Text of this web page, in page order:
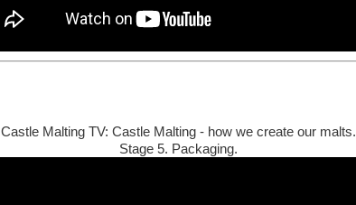
Castle Malting TV: Castle Malting - how we create our malts.
Stage 5. Packaging.